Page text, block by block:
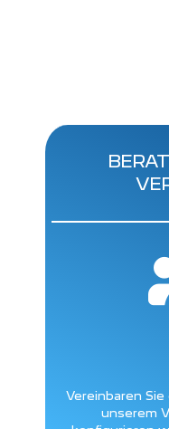
Vereinbaren
unserem